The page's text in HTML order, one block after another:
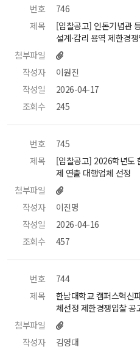
번호
746
제목
[입찰공고] 인돈기념관
설계·감리 용역 제한경
첨부파일
작성자
이원진
작성일
2026-04-17
조회수
245
번호
745
제목
[입찰공고] 2026학년도
제 연출 대행업체 선정
첨부파일
작성자
이진명
작성일
2026-04-16
조회수
457
번호
744
제목
한남대학교 캠퍼스혁신
체선정 제한경쟁입찰 공
첨부파일
작성자
김영대